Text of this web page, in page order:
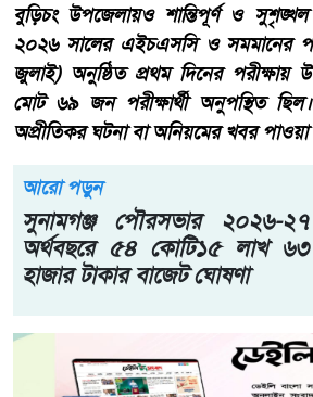
বুড়িচং উপজেলায়ও শান্তিপূর্ণ ও
২০২৬ সালের এইচএসসি ও সমমানের
জুলাই) অনুষ্ঠিত প্রথম দিনের পরীক্ষায়
মোট ৬৯ জন পরীক্ষার্থী অনুপস্থিত
অপ্রীতিকর ঘটনা বা অনিয়মের খবর পাওয়া
আরো পড়ুন
সুনামগঞ্জ পৌরসভার ২০২৬-২৭
অর্থবছরে ৫৪ কোটি১৫ লাখ ৬৩
হাজার টাকার বাজেট ঘোষণা